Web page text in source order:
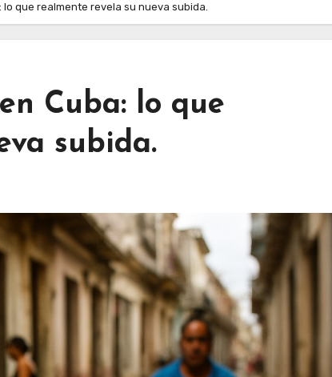
lo que realmente revela su nueva subida.
Cuba: lo que
subida.